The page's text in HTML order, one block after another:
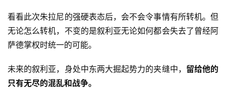
看看此次朱拉尼的强硬表态后，会不会令事情有所转机。但
无论怎么转机，不变的是叙利亚无论如何都会失去了曾经阿
萨德掌权时统一的可能。
未来的叙利亚，身处中东两大掘起势力的夹缝中， 留给他的
只有无尽的混乱和战争。